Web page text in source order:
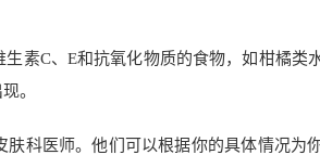
素C、E和抗氧化物质的食物，如柑橘类
。
科医师。他们可以根据你的具体情况为